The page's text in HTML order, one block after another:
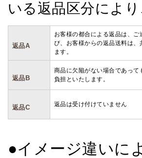
いる返品区分によ
返品A
お客様の都合による返品は、
び、お客様からの返品送料は
ます。
返品B
商品に欠陥がない場合であっ
負担といたします。
返品C 返品は受け付けていません
●イメージ違い